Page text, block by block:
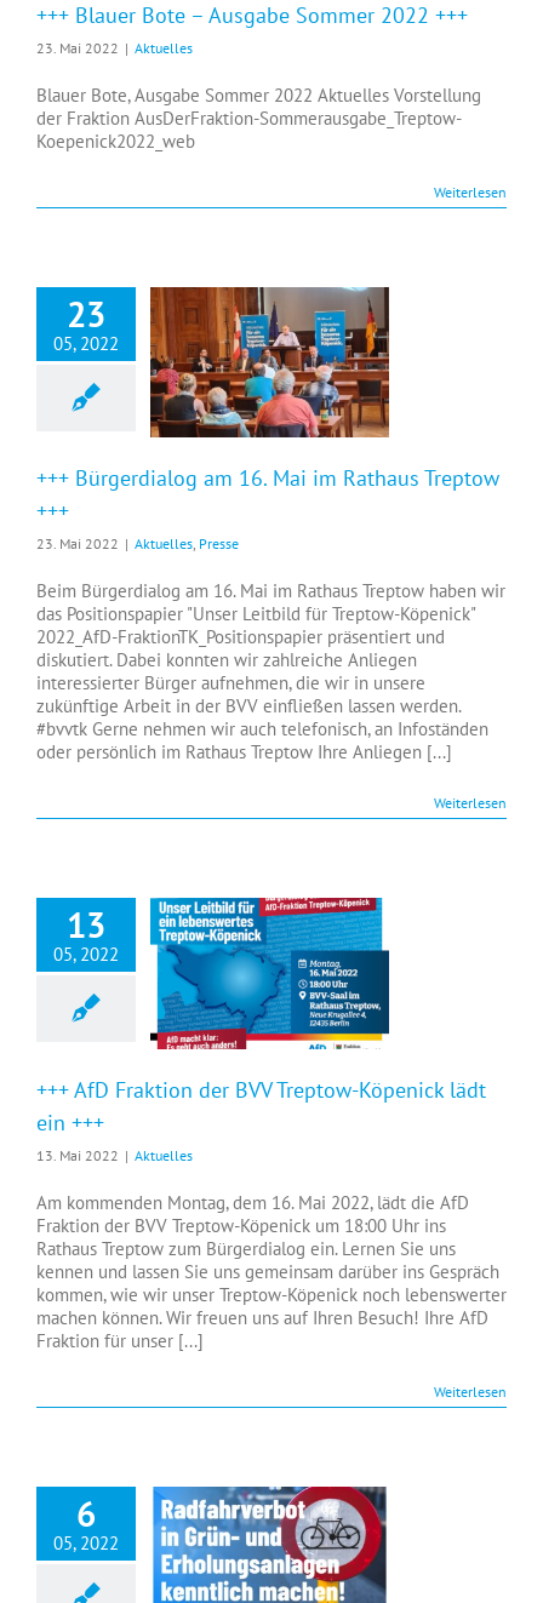
+++ Blauer Bote – Ausgabe Sommer 2022 +++
23. Mai 2022 | Aktuelles
Blauer Bote, Ausgabe Sommer 2022 Aktuelles Vorstellung
der Fraktion AusDerFraktion-Sommerausgabe_Treptow-
Koepenick2022_web
Weiterlesen
23
05, 2022
+++ Bürgerdialog am 16. Mai im Rathaus Treptow
+++
23. Mai 2022 | Aktuelles, Presse
Beim Bürgerdialog am 16. Mai im Rathaus Treptow haben wir
das Positionspapier "Unser Leitbild für Treptow-Köpenick"
2022_AfD-FraktionTK_Positionspapier präsentiert und
diskutiert. Dabei konnten wir zahlreiche Anliegen
interessierter Bürger aufnehmen, die wir in unsere
zukünftige Arbeit in der BVV einfließen lassen werden.
#bvvtk Gerne nehmen wir auch telefonisch, an Infoständen
oder persönlich im Rathaus Treptow Ihre Anliegen [...]
Weiterlesen
13
05, 2022
+++ AfD Fraktion der BVV Treptow-Köpenick lädt
ein +++
13. Mai 2022 | Aktuelles
Am kommenden Montag, dem 16. Mai 2022, lädt die AfD
Fraktion der BVV Treptow-Köpenick um 18:00 Uhr ins
Rathaus Treptow zum Bürgerdialog ein. Lernen Sie uns
kennen und lassen Sie uns gemeinsam darüber ins Gespräch
kommen, wie wir unser Treptow-Köpenick noch lebenswerter
machen können. Wir freuen uns auf Ihren Besuch! Ihre AfD
Fraktion für unser [...]
Weiterlesen
6
05, 2022